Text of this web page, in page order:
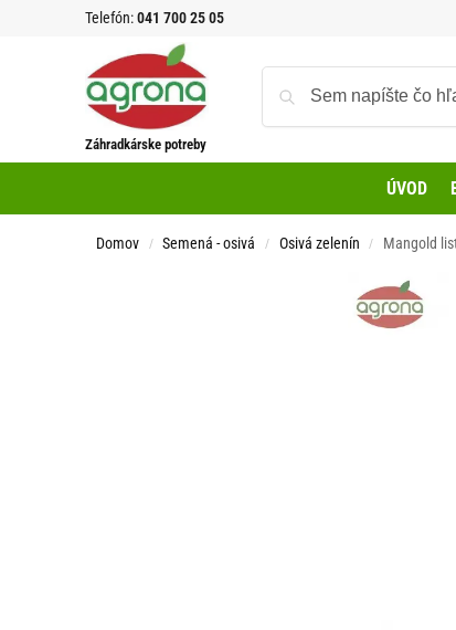
Telefón:041 700 25 05
Záhradkárske potreby
ÚVOD
Domov / Semená - osivá / Osivá zelenín / Mangold